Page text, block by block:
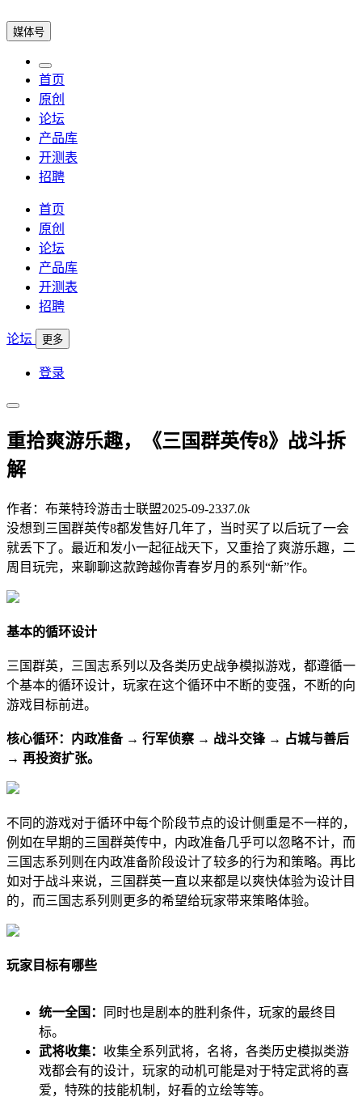
媒体号
首页
原创
论坛
产品库
开测表
招聘
首页
原创
论坛
产品库
开测表
招聘
论坛 更多
登录
重拾爽游乐趣，《三国群英传8》战斗拆
解
作者：布莱特玲游击士联盟2025-09-2337.0k
没想到三国群英传8都发售好几年了，当时买了以后玩了一会
就丢下了。最近和发小一起征战天下，又重拾了爽游乐趣，二
周目玩完，来聊聊这款跨越你青春岁月的系列“新”作。
基本的循环设计
三国群英，三国志系列以及各类历史战争模拟游戏，都遵循一
个基本的循环设计，玩家在这个循环中不断的变强，不断的向
游戏目标前进。
核心循环：内政准备 → 行军侦察 → 战斗交锋 → 占城与善后
→ 再投资扩张。
不同的游戏对于循环中每个阶段节点的设计侧重是不一样的，
例如在早期的三国群英传中，内政准备几乎可以忽略不计，而
三国志系列则在内政准备阶段设计了较多的行为和策略。再比
如对于战斗来说，三国群英一直以来都是以爽快体验为设计目
的，而三国志系列则更多的希望给玩家带来策略体验。
玩家目标有哪些
统一全国：
同时也是剧本的胜利条件，玩家的最终目
标。
武将收集： 收集全系列武将，名将，各类历史模拟类游
戏都会有的设计，玩家的动机可能是对于特定武将的喜
爱，特殊的技能机制，好看的立绘等等。